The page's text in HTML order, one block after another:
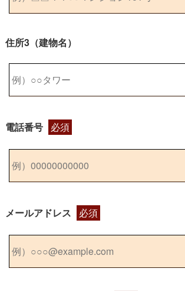
住所3（建物名）
電話番号 必須
メールアドレス 必須